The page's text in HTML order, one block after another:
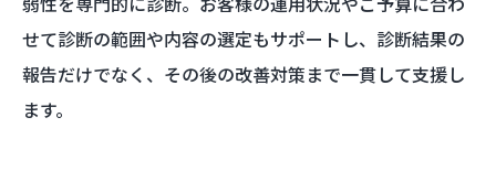
せて診断の範囲や内容の選定もサポートし、診断結果の
報告だけでなく、その後の改善対策まで一貫して支援し
ます。